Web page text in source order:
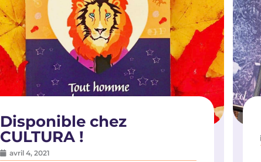
Disponible chez
CULTURA !
avril 4, 2021